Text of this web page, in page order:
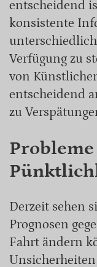
entscheidend
konsistente
Verfügung zu
von
entscheidend
zu
Derzeit sehen
Prognosen
Fahrt ändern